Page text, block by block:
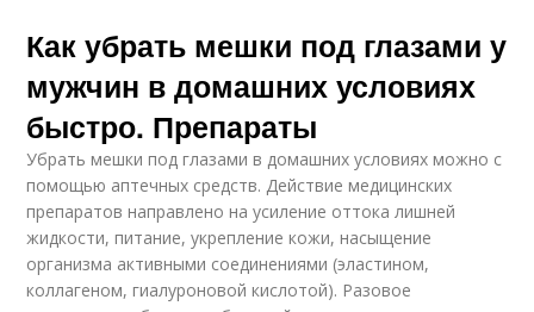
Как убрать мешки под глазами у
мужчин в домашних условиях
быстро. Препараты
Убрать мешки под глазами в домашних условиях можно с
помощью аптечных средств. Действие медицинских
препаратов направлено на усиление оттока лишней
жидкости, питание, укрепление кожи, насыщение
организма активными соединениями (эластином,
коллагеном, гиалуроновой кислотой). Разовое